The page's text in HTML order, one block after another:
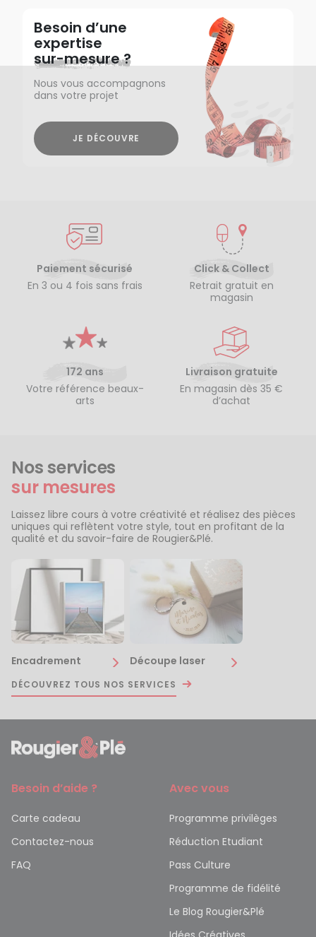
Besoin d’une
expertise
sur-mesure ?
Nous vous accompagnons
dans votre projet
JE DÉCOUVRE
Paiement sécurisé
En 3 ou 4 fois sans frais
Click & Collect
Retrait gratuit en
magasin
172 ans
Votre référence beaux-
arts
Livraison gratuite
En magasin dès 35 €
d’achat
Nos services
sur mesures
Laissez libre cours à votre créativité et réalisez des pièces
uniques qui reflètent votre style, tout en profitant de la
qualité et du savoir-faire de Rougier&Plé.
Encadrement Découpe laser
DÉCOUVREZ TOUS NOS SERVICES
Besoin d’aide ?
Carte cadeau
Contactez-nous
FAQ
Avec vous
Programme privilèges
Réduction Etudiant
Pass Culture
Programme de fidélité
Le Blog Rougier&Plé